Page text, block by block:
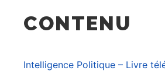
CONTENU
Intelligence Politique – Livre